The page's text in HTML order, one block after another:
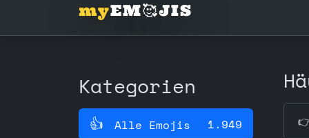
myEM🥰JIS
Kategorien
👍️ Alle Emojis 1.949